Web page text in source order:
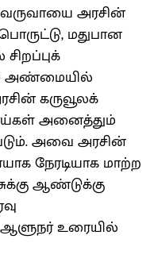
அரசின்
மதுபான
அண்மையில்
கருவூலக்
அனைத்தும்
அவை அரசின்
நேரடியாக மாற்ற
ஆண்டுக்கு
ஆளுநர் உரையில்